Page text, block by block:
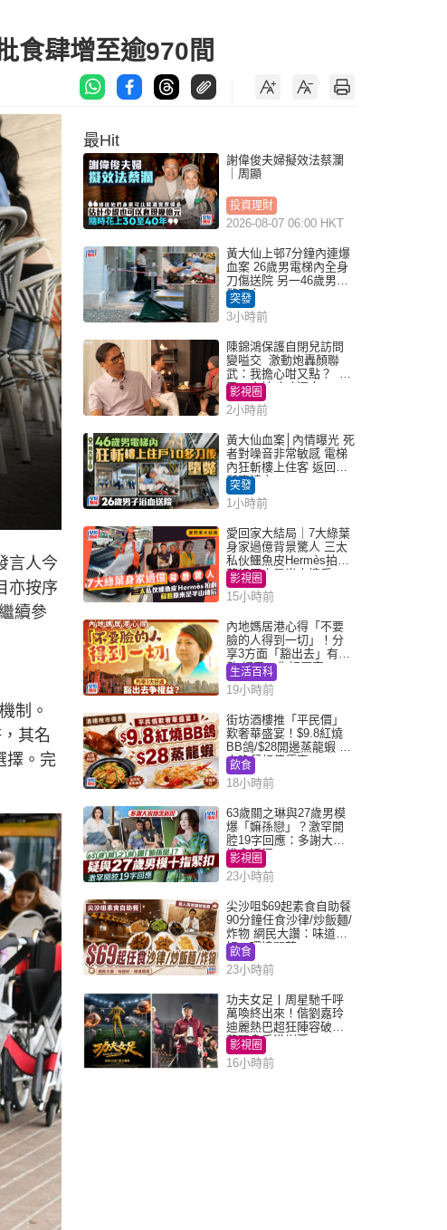
食肆增至逾970間
言人今
亦按序
續參
制。
其名
擇。完
最Hit
謝偉俊夫婦擬效法蔡瀾
｜周顯
投資理財
2026-08-07 06:00 HKT
黃大仙上邨7分鐘內連爆
血案 26歲男電梯內全身
刀傷送院 另一46歲男倒
斃平台
突發
3小時前
陳錦鴻保護自閉兒訪問
變嗌交 激動炮轟顏聯
武：我擔心咁又點？ 網
民：主持咄咄逼人
影視圈
2小時前
黃大仙血案│內情曝光 死
者對噪音非常敏感 電梯
內狂斬樓上住客 返回住
所墮樓亡
突發
1小時前
愛回家大結局｜7大綠葉
身家過億背景驚人 三太
私伙鱷魚皮Hermès拍劇
蘇姐原來是半山樓后
影視圈
15小時前
內地媽居港心得「不要
臉的人得到一切」！分
享3方面「豁出去」有著
數 網民：你好厲害
生活百科
19小時前
街坊酒樓推「平民價」
歎奢華盛宴！$9.8紅燒
BB鴿/$28開邊蒸龍蝦 3
大晚餐超值優惠
飲食
18小時前
63歲關之琳與27歲男模
爆「嫲孫戀」？激罕開
腔19字回應：多謝大家
掛念近況
影視圈
23小時前
尖沙咀$69起素食自助餐
90分鐘任食沙律/炒飯麵/
炸物 網民大讚：味道
好，環境闊落
飲食
23小時前
功夫女足丨周星馳千呼
萬喚終出來！偕劉嘉玲
迪麗熱巴超狂陣容破天
荒現身香港謝票
影視圈
16小時前